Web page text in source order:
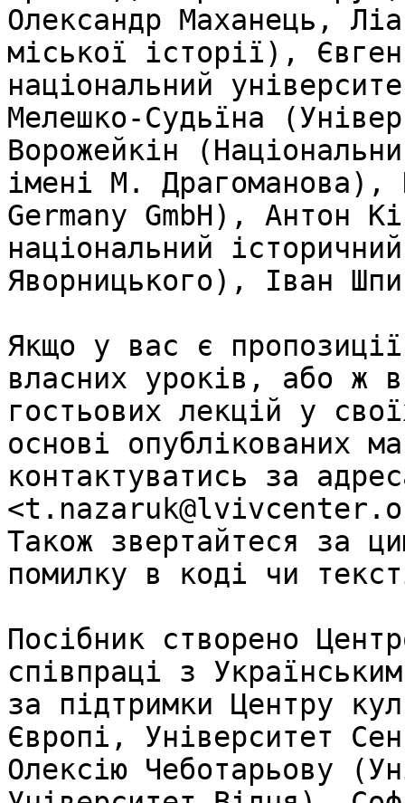
Олександр Маханець,
міської історії),
національний
Мелешко-Судьїна
Ворожейкін
імені М. Драгоманова),
Germany GmbH), Антон
національний
Яворницького), Іван
Якщо у вас є
власних уроків, або ж
гостьових лекцій у
основі опублікованих
контактуватись за
Також звертайтеся за
помилку в коді чи
Посібник створено
співпраці з
за підтримки Центру
Європі, Університет
Олексію Чеботарьову